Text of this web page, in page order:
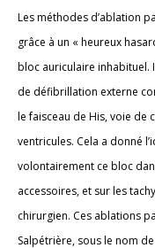
Les méthodes d’ablation
grâce à un « heureux
bloc auriculaire inhabituel.
de défibrillation externe
le faisceau de His, voie de
ventricules. Cela a donné
volontairement ce bloc
accessoires, et sur les
chirurgien. Ces ablations
Salpétrière, sous le nom